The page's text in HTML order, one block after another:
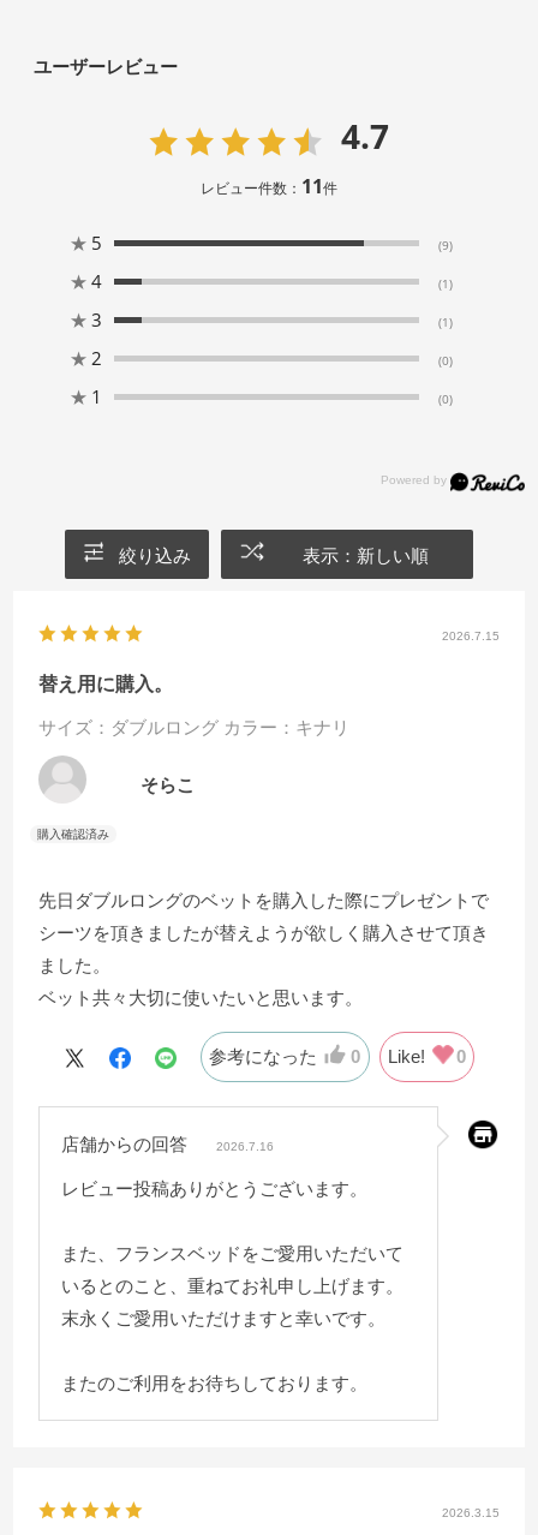
ユーザーレビュー
4.7
レビュー件数： 11件
★ 5 (9)
★ 4 (1)
★ 3 (1)
★ 2 (0)
★ 1 (0)
絞り込み 表示：新しい順
2026.7.15
替え用に購入。
サイズ：ダブルロング カラー：キナリ
そらこ
先日ダブルロングのベットを購入した際にプレゼントで
シーツを頂きましたが替えようが欲しく購入させて頂き
ました。
ベット共々大切に使いたいと思います。
参考になった 0 Like! 0
店舗からの回答 2026.7.16
レビュー投稿ありがとうございます。
また、フランスベッドをご愛用いただいて
いるとのこと、重ねてお礼申し上げます。
末永くご愛用いただけますと幸いです。
またのご利用をお待ちしております。
2026.3.15